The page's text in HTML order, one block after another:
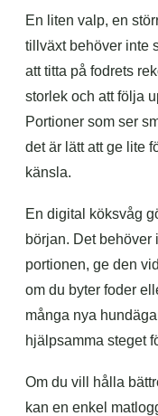
En liten valp, en
tillväxt behöver inte
att titta på fodrets
storlek och att följa
Portioner som ser
det är lätt att ge lite
känsla.
En digital köksvåg
början. Det behöver
portionen, ge den
om du byter foder
många nya
hjälpsamma steget
Om du vill hålla
kan en enkel